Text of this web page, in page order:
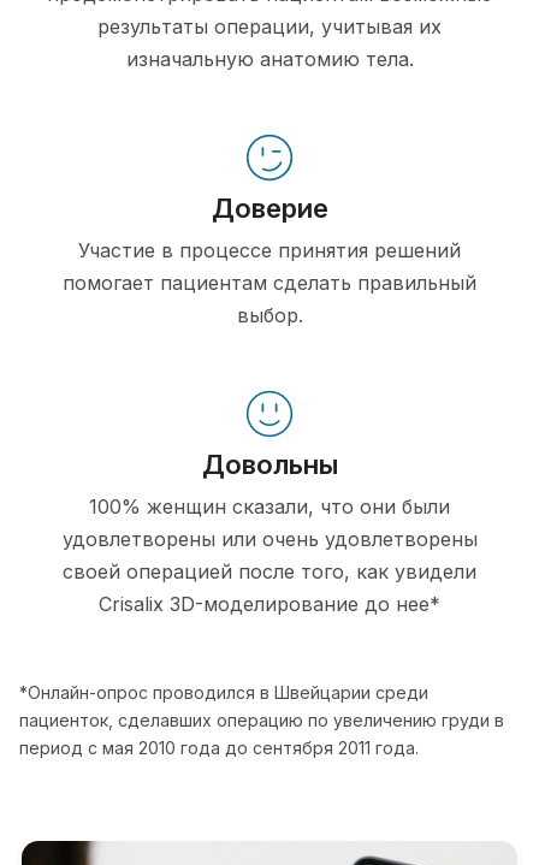
результаты операции, учитывая их
изначальную анатомию тела.
Доверие
Участие в процессе принятия решений
помогает пациентам сделать правильный
выбор.
Довольны
100% женщин сказали, что они были
удовлетворены или очень удовлетворены
своей операцией после того, как увидели
Crisalix 3D-моделирование до нее*
*Онлайн-опрос проводился в Швейцарии среди
пациенток, сделавших операцию по увеличению груди в
период с мая 2010 года до сентября 2011 года.